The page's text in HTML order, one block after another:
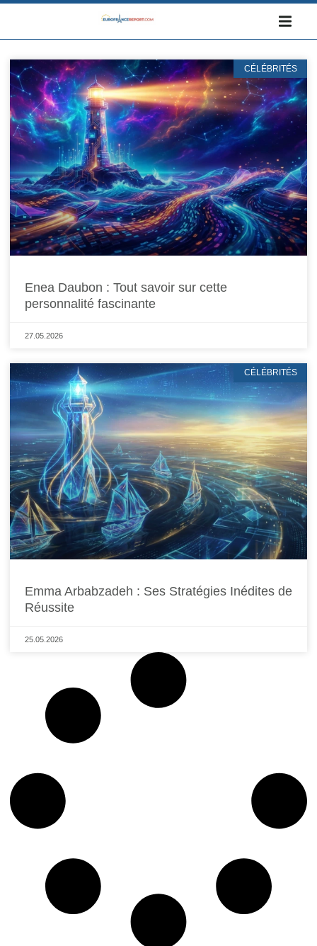
CÉLÉBRITÉS
Enea Daubon : Tout savoir sur cette
personnalité fascinante
27.05.2026
CÉLÉBRITÉS
Emma Arbabzadeh : Ses Stratégies Inédites de
Réussite
25.05.2026